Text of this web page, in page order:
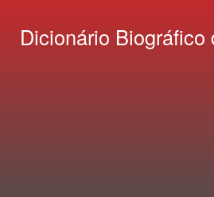
Dicionário